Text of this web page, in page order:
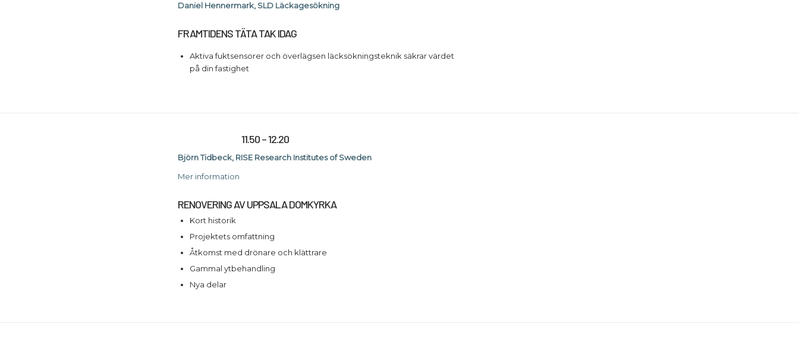
Daniel Hennermark, SLD Läckagesökning
FRAMTIDENS TÄTA TAK IDAG
Aktiva fuktsensorer och överlägsen läcksökningsteknik säkrar värdet
på din fastighet
11.50 – 12.20
Björn Tidbeck, RISE Research Institutes of Sweden
Mer information
RENOVERING AV UPPSALA DOMKYRKA
Kort historik
Projektets omfattning
Åtkomst med drönare och klättrare
Gammal ytbehandling
Nya delar